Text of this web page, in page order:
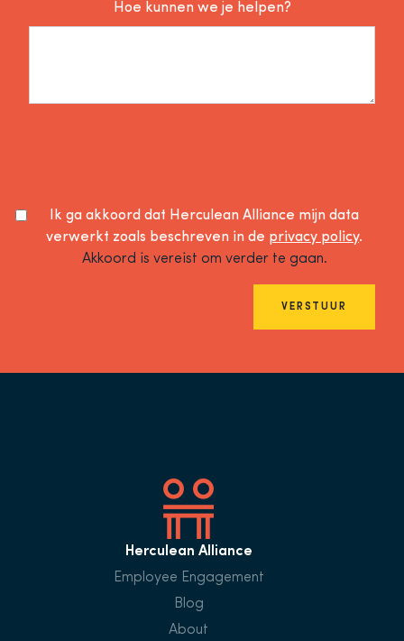
Hoe kunnen we je helpen?
Ik ga akkoord dat Herculean Alliance mijn data
verwerkt zoals beschreven in de privacy policy.
Akkoord is vereist om verder te gaan.
VERSTUUR
Herculean Alliance
Employee Engagement
Blog
About